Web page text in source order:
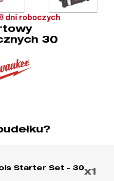
dni roboczych
30
Starter Set - 30x1